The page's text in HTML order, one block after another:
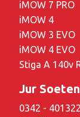
iMOW 7 PRO
iMOW 4
iMOW 3 EVO
iMOW 4 EVO
Stiga A 140v
Jur
0342 - 401322